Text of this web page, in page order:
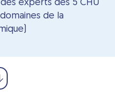
experts des 5 CHU
de la